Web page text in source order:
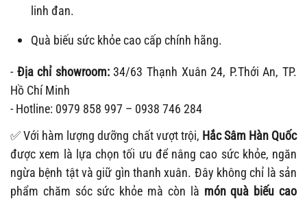
linh đan.
Quà biếu sức khỏe cao cấp chính hãng.
- Địa chỉ showroom:34/63 Thạnh Xuân 24, P.Thới An, TP.
Hồ Chí Minh
- Hotline: 0979 858 997 – 0938 746 284
✅ Với hàm lượng dưỡng chất vượt trội, Hắc Sâm Hàn Quốc
được xem là lựa chọn tối ưu để nâng cao sức khỏe, ngăn
ngừa bệnh tật và giữ gìn thanh xuân. Đây không chỉ là sản
phẩm chăm sóc sức khỏe mà còn là món quà biếu cao